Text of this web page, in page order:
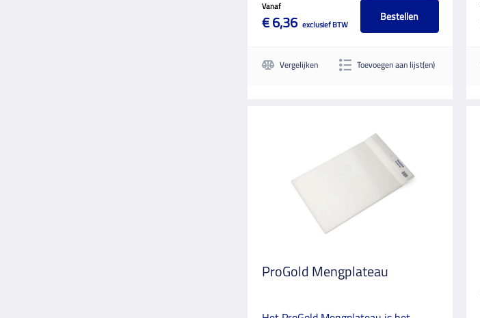
Vanaf
€ 6,36 exclusief BTW
Bestellen
Vergelijken Toevoegen aan lijst(en)
ProGold Mengplateau